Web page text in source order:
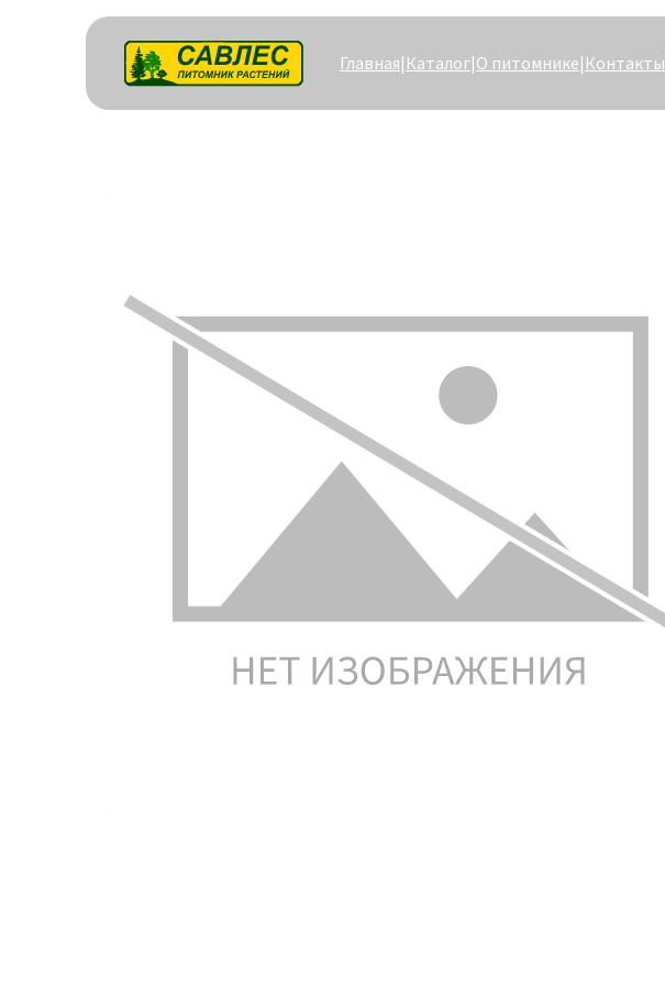
Главная| Каталог|О питомнике| Контакты